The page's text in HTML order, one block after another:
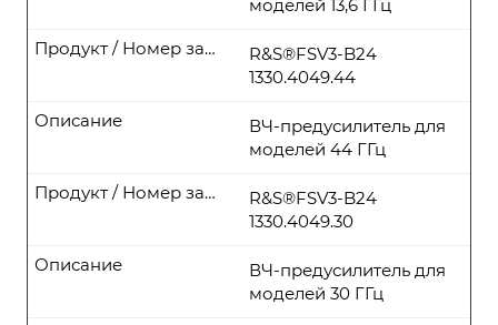
моделей 13,6 ГГц
R&S®FSV3-B24
1330.4049.44
Продукт / Номер заказа
ВЧ-предусилитель для
моделей 44 ГГц
Описание
R&S®FSV3-B24
1330.4049.30
Продукт / Номер заказа
ВЧ-предусилитель для
моделей 30 ГГц
Описание